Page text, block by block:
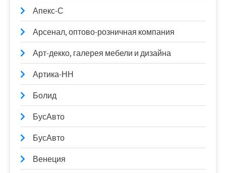
Апекс-С
Арсенал, оптово-розничная компания
Арт-декко, галерея мебели и дизайна
Артика-НН
Болид
БусАвто
БусАвто
Венеция